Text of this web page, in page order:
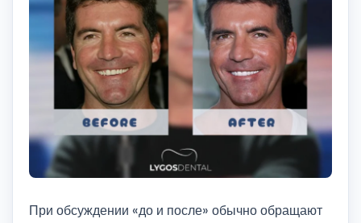
При обсуждении «до и после» обычно обращают